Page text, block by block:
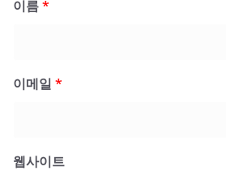
이름*
이메일 *
웹사이트